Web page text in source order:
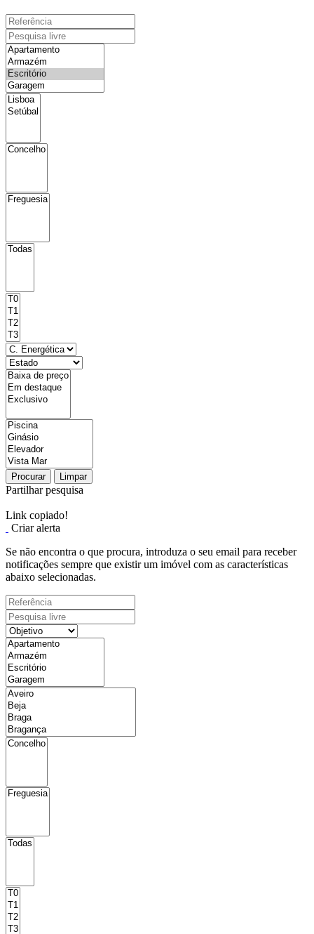
Procurar Limpar
Partilhar pesquisa
Link copiado!
Criar alerta
Se não encontra o que procura, introduza o seu email para receber
notificações sempre que existir um imóvel com as características
abaixo selecionadas.